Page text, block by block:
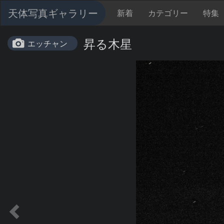
天体写真ギャラリー 新着 カテゴリー 特集
エッチャン 昇る木星